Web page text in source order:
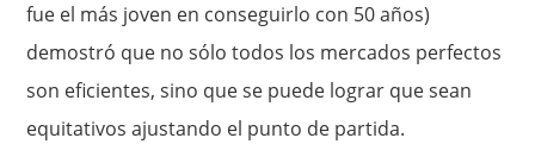
fue el más joven en conseguirlo con 50 años)
demostró que no sólo todos los mercados perfectos
son eficientes, sino que se puede lograr que sean
equitativos ajustando el punto de partida.